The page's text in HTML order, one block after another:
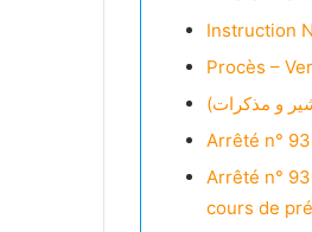
Instruction
Procès –
Arrêté n°
Arrêté n°
cours de